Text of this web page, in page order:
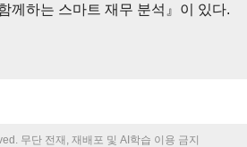
께하는 스마트 재무 분석』이 있다.
무단 전재, 재배포 및 AI학습 이용 금지